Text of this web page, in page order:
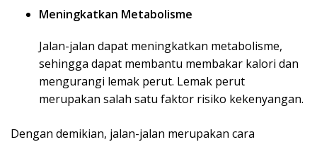
Meningkatkan Metabolisme
Jalan-jalan dapat meningkatkan metabolisme,
sehingga dapat membantu membakar kalori dan
mengurangi lemak perut. Lemak perut
merupakan salah satu faktor risiko kekenyangan.
Dengan demikian, jalan-jalan merupakan cara